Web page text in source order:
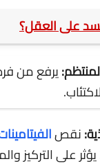
على العقل؟
يرفع من
نقص